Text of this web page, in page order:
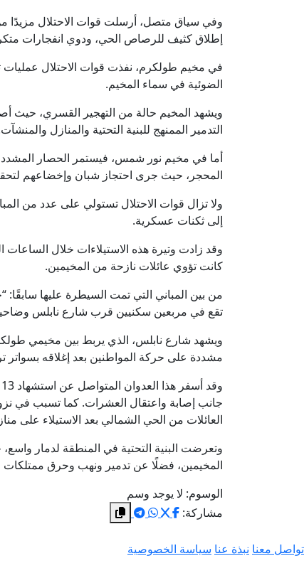
وفي سياق متصل، أرسلت قوات الاحتلال
إطلاق كثيف للرصاص الحي، ودوي انفجارات
في مخيم طولكرم، نفذت قوات الاحتلال عمليات
الضوئية في سماء المخيم.
ويشهد المخيم حالة من التهجير القسري، حيث
التدمير الممنهج للبنية التحتية والمنازل
أما في مخيم نور شمس، فيستمر الحصار
المحجر، حيث جرى احتجاز شبان وإخضاعهم
ولا تزال قوات الاحتلال تستولي على عدد من
إلى ثكنات عسكرية.
وقد زادت وتيرة هذه الاستيلاءات خلال
كانت تؤوي عائلات نازحة من المخيمين.
تقع في مربعين سكنيين قرب شارع نابلس
ويشهد شارع نابلس، الذي يربط بين مخيمي
مشددة على حركة المواطنين بعد إغلاقه بسواتر
العائلات من الحي الشمالي بعد الاستيلاء على
المخيمين، فضلًا عن تدمير ونهب وحرق ممتلكات
الوسوم: لا يوجد وسم
مشاركة:
تواصل معنا نبذة عنا سياسة الخصوصية